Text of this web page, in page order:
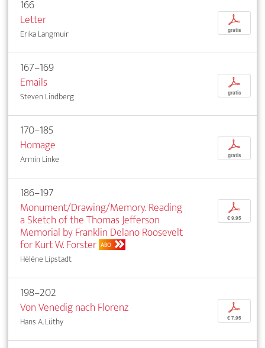
166
Letter
Erika Langmuir
p
gratis
167–169
Emails
Steven Lindberg
p
gratis
170–185
Homage
Armin Linke
p
gratis
186–197
Monument/Drawing/Memory. Reading
a Sketch of the Thomas Jefferson
Memorial by Franklin Delano Roosevelt
for Kurt W. Forster ABO
Hélène Lipstadt
p
€ 9,95
198–202
Von Venedig nach Florenz
Hans A. Lüthy
p
€ 7,95